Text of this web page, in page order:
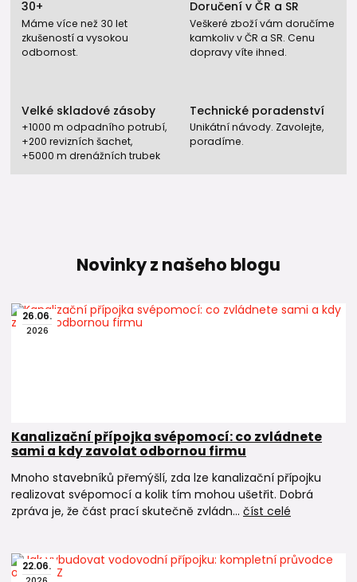
30+
Máme více než 30 let
zkušeností a vysokou
odbornost.
Doručení v ČR a SR
Veškeré zboží vám doručíme
kamkoliv v ČR a SR. Cenu
dopravy víte ihned.
Velké skladové zásoby
+1000 m odpadního potrubí,
+200 revizních šachet,
+5000 m drenážních trubek
Technické poradenství
Unikátní návody. Zavolejte,
poradíme.
Novinky z našeho blogu
26.06.
2026
Kanalizační přípojka svépomocí: co zvládnete
sami a kdy zavolat odbornou firmu
Mnoho stavebníků přemýšlí, zda lze kanalizační přípojku
realizovat svépomocí a kolik tím mohou ušetřit. Dobrá
zpráva je, že část prací skutečně zvládn... číst celé
22.06.